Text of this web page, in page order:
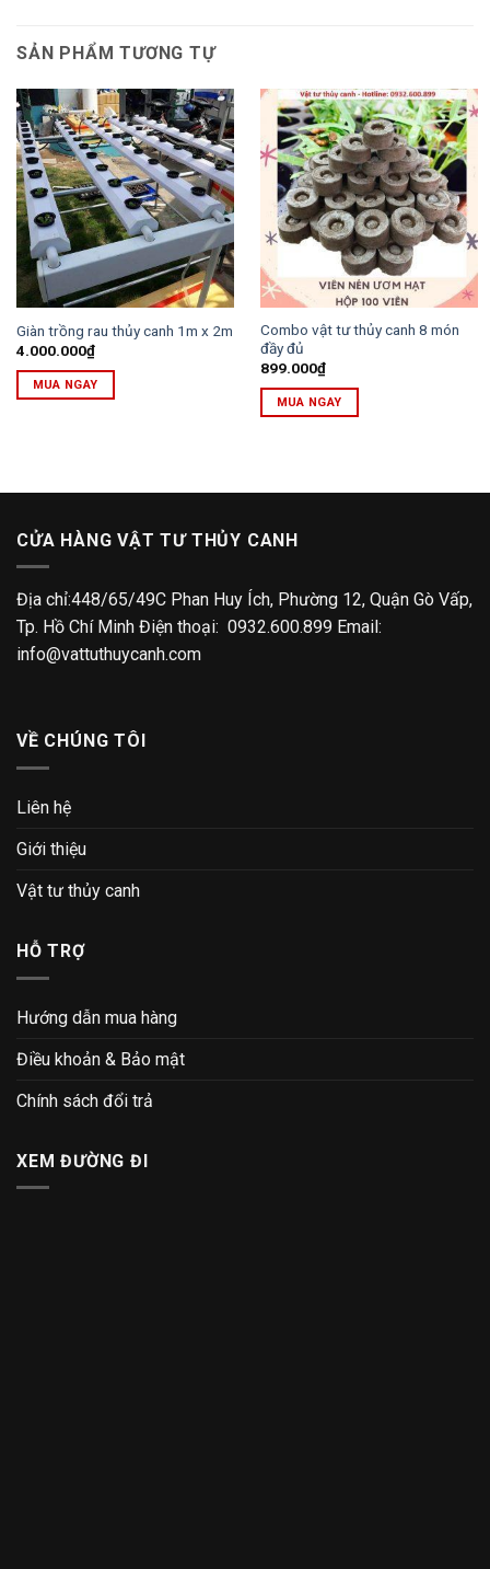
SẢN PHẨM TƯƠNG TỰ
Giàn trồng rau thủy canh 1m x 2m
4.000.000₫
MUA NGAY
Combo vật tư thủy canh 8 món
đầy đủ
899.000₫
MUA NGAY
CỬA HÀNG VẬT TƯ THỦY CANH
Địa chỉ:448/65/49C Phan Huy Ích, Phường 12, Quận Gò Vấp,
Tp. Hồ Chí Minh Điện thoại: 0932.600.899 Email:
info@vattuthuycanh.com
VỀ CHÚNG TÔI
Liên hệ
Giới thiệu
Vật tư thủy canh
HỖ TRỢ
Hướng dẫn mua hàng
Điều khoản & Bảo mật
Chính sách đổi trả
XEM ĐƯỜNG ĐI